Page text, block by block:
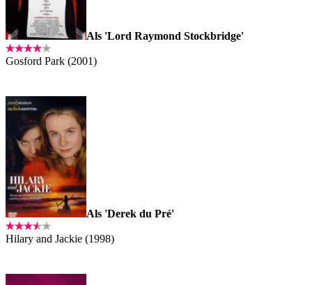
Als 'Lord Raymond Stockbridge'
Gosford Park (2001)
Als 'Derek du Pré'
Hilary and Jackie (1998)